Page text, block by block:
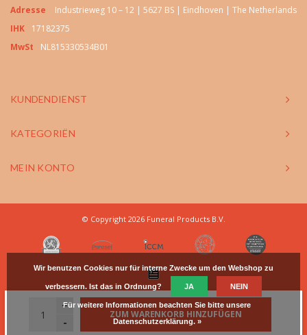
+
-
ZUM WARENKORB HINZUFÜGEN
Adresse
Industrieweg 10 – 12 | 5627 BS | Eindhoven | The Netherlands
IHK
17182375
MwSt
NL815330534B01
KUNDENDIENST
KATEGORIËN
MEIN KONTO
© Copyright 2026 Funeral Products B.V.
Wir benutzen Cookies nur für interne Zwecke um den Webshop zu
verbessern. Ist das in Ordnung? JA NEIN
Für weitere Informationen beachten Sie bitte unsere
Datenschutzerklärung. »